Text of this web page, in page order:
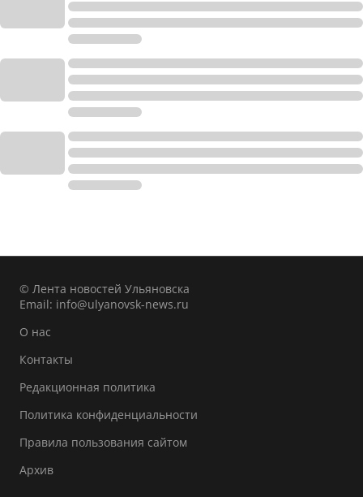
© Лента новостей Ульяновска
Email: info@ulyanovsk-news.ru
О нас
Контакты
Редакционная политика
Политика конфиденциальности
Правила пользования сайтом
Архив